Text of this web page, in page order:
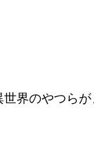
界のやつら